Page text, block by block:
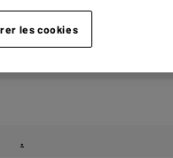
.
les cookies